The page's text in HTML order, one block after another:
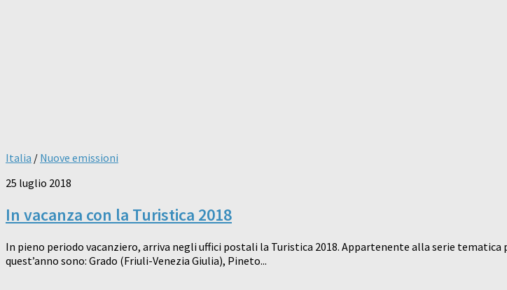
Italia / Nuove emissioni
25 luglio 2018
In vacanza con la Turistica 2018
In pieno periodo vacanziero, arriva negli uffici postali la Turistica 2018. Appartenente alla serie
quest’anno sono: Grado (Friuli-Venezia Giulia), Pineto...